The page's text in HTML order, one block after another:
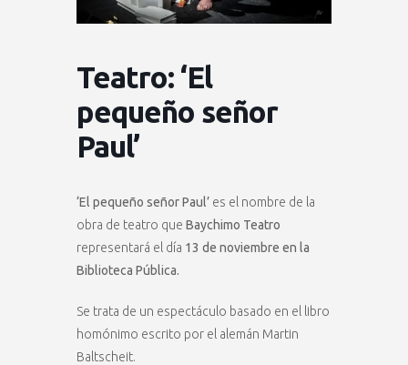
Teatro: ‘El
pequeño señor
Paul’
‘El pequeño señor Paul’ es el nombre de la
obra de teatro que Baychimo Teatro
representará el día 13 de noviembre en la
Biblioteca Pública.
Se trata de un espectáculo basado en el libro
homónimo escrito por el alemán Martin
Baltscheit.